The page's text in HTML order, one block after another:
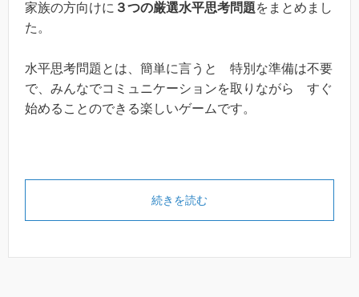
家族の方向けに ３つの厳選水平思考問題をまとめまし
た。
水平思考問題とは、簡単に言うと 特別な準備は不要
で、みんなでコミュニケーションを取りながら すぐ
始めることのできる楽しいゲームです。
続きを読む